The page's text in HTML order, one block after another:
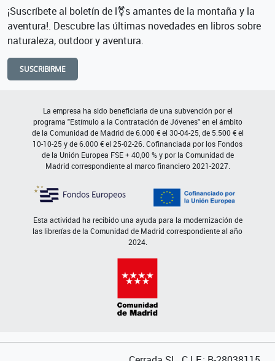
¡Suscríbete al boletín de l⚧s amantes de la montaña y la
aventura!. Descubre las últimas novedades en libros sobre
naturaleza, outdoor y aventura.
SUSCRIBIRME
La empresa ha sido beneficiaria de una subvención por el
programa "Estímulo a la Contratación de Jóvenes" en el ámbito
de la Comunidad de Madrid de 6.000 € el 30-04-25, de 5.500 € el
10-10-25 y de 6.000 € el 25-02-26. Cofinanciada por los Fondos
de la Unión Europea FSE + 40,00 % y por la Comunidad de
Madrid correspondiente al marco financiero 2021-2027.
Esta actividad ha recibido una ayuda para la modernización de
las librerías de la Comunidad de Madrid correspondiente al año
2024.